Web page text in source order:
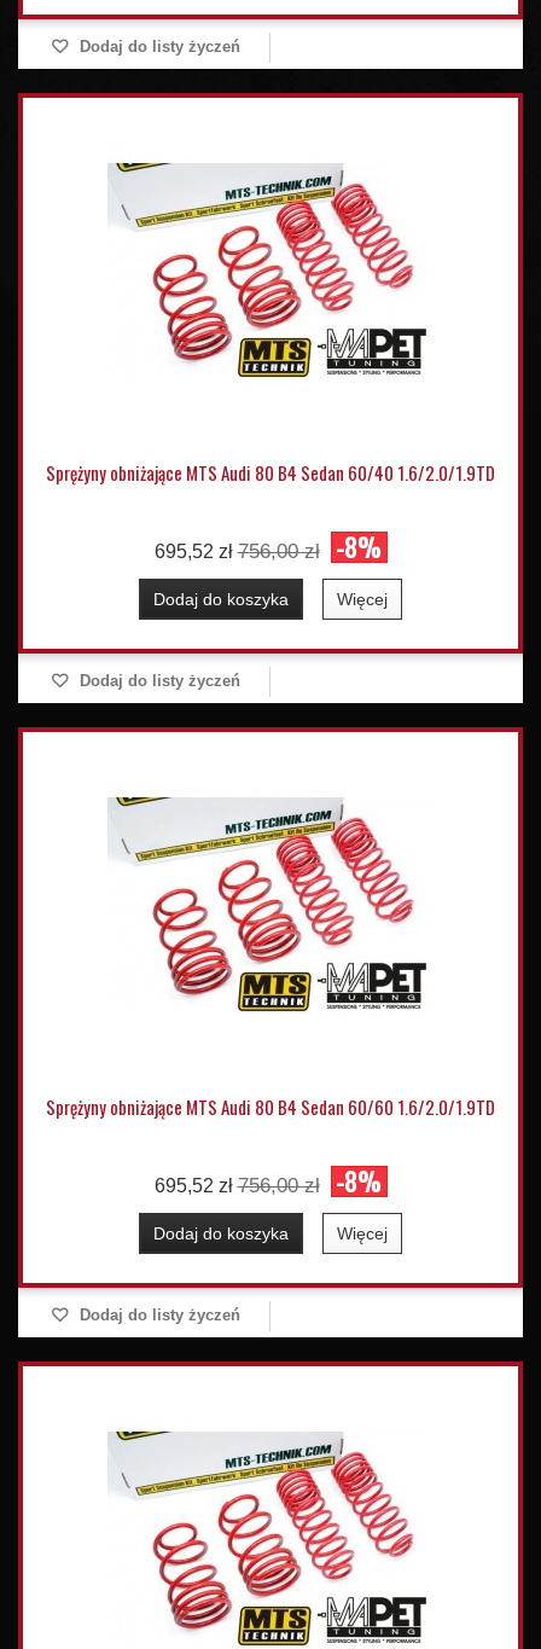
Dodaj do listy życzeń
Sprężyny obniżające MTS Audi 80 B4 Sedan 60/40 1.6/2.0/1.9TD
695,52 zł 756,00 zł -8%
Dodaj do koszyka Więcej
Dodaj do listy życzeń
Sprężyny obniżające MTS Audi 80 B4 Sedan 60/60 1.6/2.0/1.9TD
695,52 zł 756,00 zł -8%
Dodaj do koszyka Więcej
Dodaj do listy życzeń